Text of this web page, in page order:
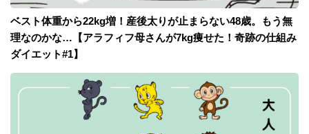
ベスト体重から22kg増！産後太りが止まらない48歳。もう無
理なのかな…【アラフィフ母さんが7kg痩せた！奇跡の仕組み
ダイエット#1】